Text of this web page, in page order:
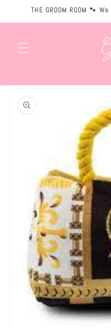
naar de
content
THE GROOM ROOM 🐾
.